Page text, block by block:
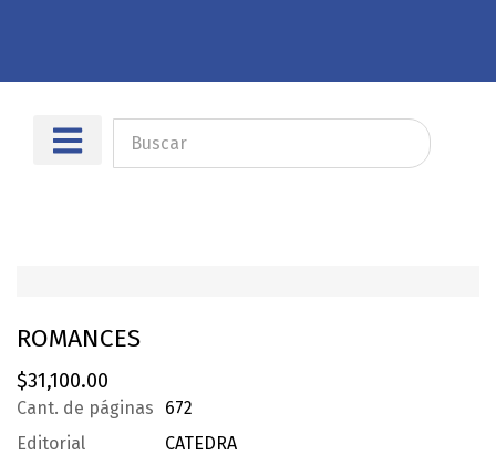
ROMANCES
$31,100.00
Cant. de páginas
672
Editorial
CATEDRA